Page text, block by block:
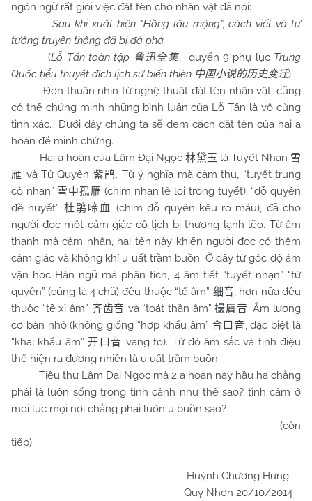
ngôn ngữ rất giỏi việc đặt tên cho nhân vật đã nói:
Sau khi xuất hiện “Hồng lâu mộng”, cách viết và tư
tưởng truyền thống đã bị đả phá
(Lỗ Tấn toàn tập 鲁迅全集, quyển 9 phụ lục Trung
Quốc tiểu thuyết đích lịch sử biến thiên 中国小说的历史变迁)
Đơn thuần nhìn từ nghệ thuật đặt tên nhân vật, cũng
có thể chứng minh những bình luận của Lỗ Tấn là vô cùng
tinh xác. Dưới đây chúng ta sẽ đem cách đặt tên của hai a
hoàn để minh chứng.
Hai a hoàn của Lâm Đại Ngọc林黛玉 là Tuyết Nhạn 雪
雁 và Tử Quyên 紫鹃. Từ ý nghĩa mà cảm thụ, “tuyết trung
cô nhạn” 雪中孤雁 (chim nhạn lẻ loi trong tuyết), “đỗ quyên
đề huyết” 杜鹃啼血
(chim đỗ quyên kêu rỏ máu), đã cho
người đọc một cảm giác cô tịch bi thương lạnh lẽo. Từ âm
thanh mà cảm nhận, hai tên này khiến người đọc có thêm
cảm giác và không khí u uất trầm buồn. Ở đây từ góc độ âm
vận học Hán ngữ mà phân tích, 4 âm tiết “tuyết nhạn” “tử
quyên” (cũng là 4 chữ) đều thuộc “tế âm” 细音, hơn nữa đều
thuộc “tề xỉ âm” 齐齿音 và “toát thần âm”撮脣音. Âm lượng
cơ bản nhỏ (không giống “hợp khẩu âm” 合口音, đặc biệt là
“khai khẩu âm”开口音 vang to). Từ đó âm sắc và tình điệu
thể hiện ra đương nhiên là u uất trầm buồn.
Tiểu thư Lâm Đại Ngọc mà 2 a hoàn này hầu hạ chẳng
phải là luôn sống trong tình cảnh như thế sao? tình cảm ở
mọi lúc mọi nơi chẳng phải luôn u buồn sao?
(còn
tiếp)
Huỳnh Chương Hưng
Quy Nhơn 20/10/2014